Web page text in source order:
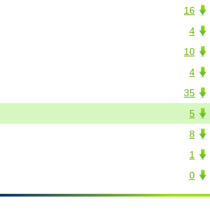
16
4
10
4
35
5
8
1
0